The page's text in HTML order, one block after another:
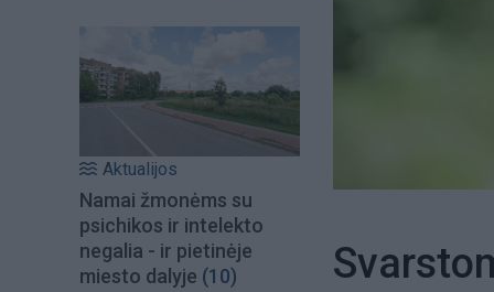
Aktualijos
Namai žmonėms su
psichikos ir intelekto
negalia - ir pietinėje
miesto dalyje (10)